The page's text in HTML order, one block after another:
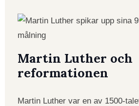
Martin Luther och
reformationen
Martin Luther var en av 1500-